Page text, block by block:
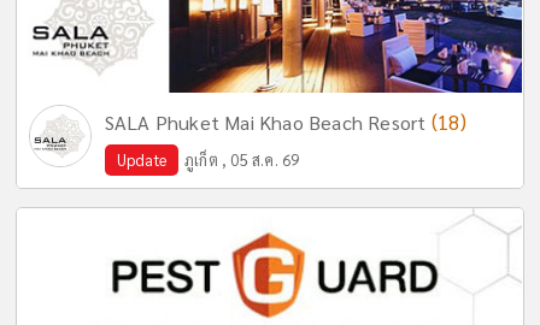
SALA Phuket Mai Khao Beach Resort (18)
Update ภูเก็ต , 05 ส.ค. 69